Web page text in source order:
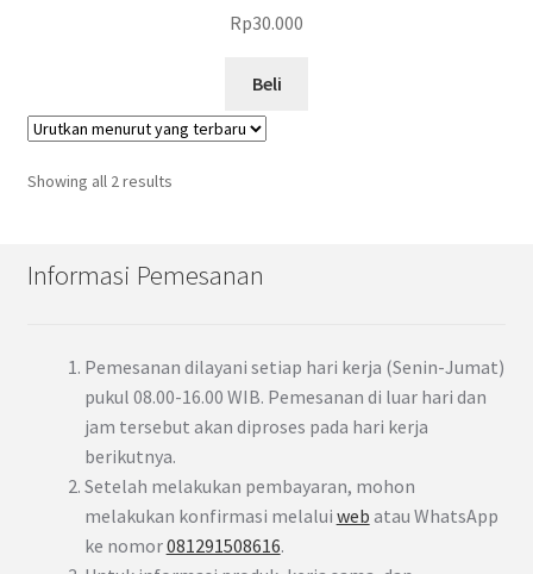
Rp30.000
Beli
Showing all 2 results
Informasi Pemesanan
Pemesanan dilayani setiap hari kerja (Senin-Jumat)
pukul 08.00-16.00 WIB. Pemesanan di luar hari dan
jam tersebut akan diproses pada hari kerja
berikutnya.
Setelah melakukan pembayaran, mohon
melakukan konfirmasi melalui web atau WhatsApp
ke nomor081291508616.